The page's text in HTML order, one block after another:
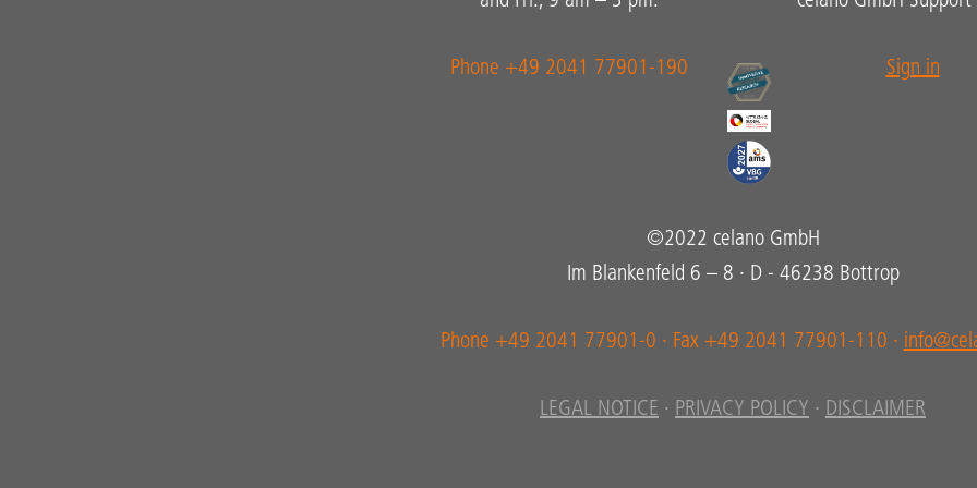
Phone +49 2041 77901-190 Sign in
©2022 celano GmbH
Im Blankenfeld 6 – 8 · D - 46238 Bottrop
Phone +49 2041 77901-0 · Fax +49 2041 77901-110 ·
LEGAL NOTICE · PRIVACY POLICY · DISCLAIMER